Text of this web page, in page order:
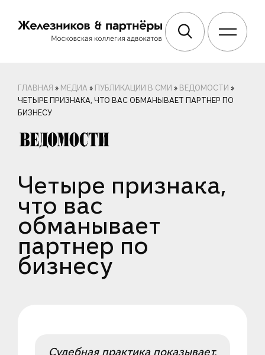
ГЛАВНАЯ » МЕДИА » ПУБЛИКАЦИИ В СМИ » ВЕДОМОСТИ »
ЧЕТЫРЕ ПРИЗНАКА, ЧТО ВАС ОБМАНЫВАЕТ ПАРТНЕР ПО
БИЗНЕСУ
Четыре признака,
что вас
обманывает
партнер по
бизнесу
Судебная практика показывает,